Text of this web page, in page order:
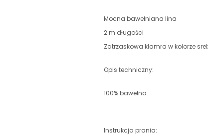
Mocna bawełniana lina
2 m długości
Zatrzaskowa klamra w kolorze
Opis techniczny:
100% bawełna.
Instrukcja prania: